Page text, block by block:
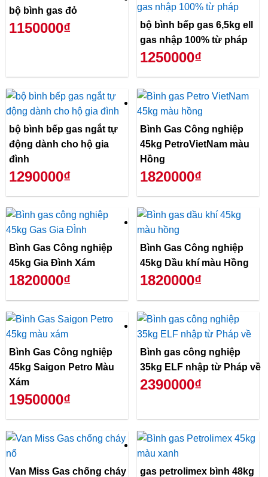
bộ bình gas đỏ
1150000₫
bộ bình bếp gas 6,5kg ell
gas nhập 100% từ pháp
1250000₫
bộ bình bếp gas ngắt tự
động dành cho hộ gia
đình
1290000₫
Bình Gas Công nghiệp
45kg PetroVietNam màu
Hồng
1820000₫
Bình Gas Công nghiệp
45kg Gia Đình Xám
1820000₫
Bình Gas Công nghiệp
45kg Dầu khí màu Hồng
1820000₫
Bình Gas Công nghiệp
45kg Saigon Petro Màu
Xám
1950000₫
Bình gas công nghiệp
35kg ELF nhập từ Pháp về
2390000₫
Van Miss Gas chống cháy
gas petrolimex bình 48kg